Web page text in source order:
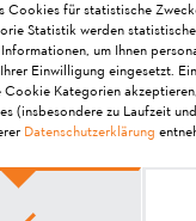
Cookies für statistische
Statistik werden
um Ihnen
Einwilligung eingesetzt.
Kategorien
(insbesondere zu Laufzeit
Datenschutzerklärung